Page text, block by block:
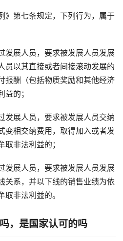
》第七条规定，下列行为，属于
发展人员，要求被发展人员发展
员以其直接或者间接滚动发展的
报酬（包括物质奖励和其他经济
的；
发展人员，要求被发展人员交纳
变相交纳费用，取得加入或者发
非法利益的；
发展人员，要求被发展人员发展
关系，并以下线的销售业绩为依
非法利益的。
，是国家认可的吗